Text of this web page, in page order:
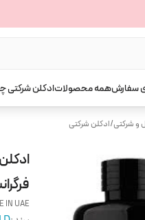
سفارشهمه محصولاتادکلن شرکتی
و شرکتی/ادکلن شرکتی
IN UAE